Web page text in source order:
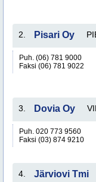
2. Pisari Oy
Puh. (06) 781 9000
Faksi (06) 781 9022
3. Dovia Oy
Puh. 020 773 9560
Faksi (03) 874 9210
4. Järviovi Tmi